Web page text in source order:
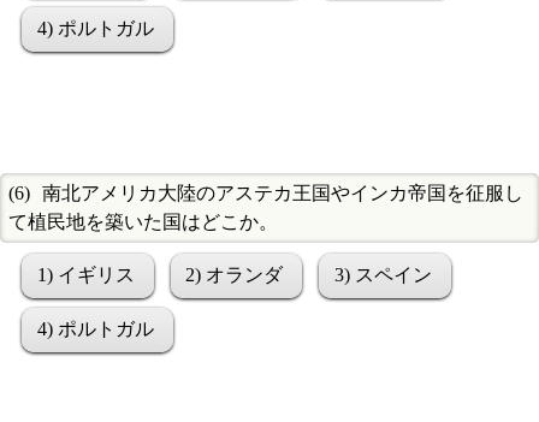
4) ポルトガル
南北アメリカ大陸のアステカ王国やインカ帝国を征服し
て植民地を築いた国はどこか。
1) イギリス 2) オランダ 3) スペイン
4) ポルトガル